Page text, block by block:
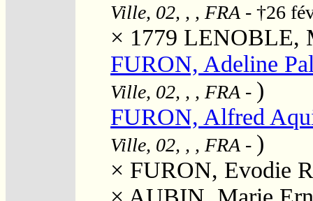
Ville, 02, , , FRA - †26
× 1779 LENOBLE,
FURON, Adeline
Ville, 02, , , FRA - )
FURON, Alfred
Ville, 02, , , FRA - )
× FURON, Evodie